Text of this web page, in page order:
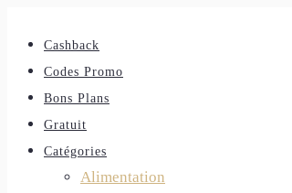
Cashback
Codes Promo
Bons Plans
Gratuit
Catégories
Alimentation